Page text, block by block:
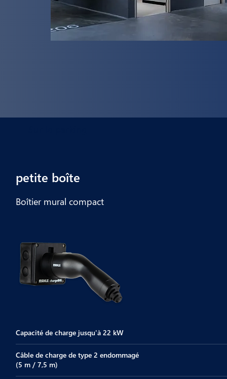
petite boîte
Boîtier mural compact
Capacité de charge jusqu'à 22 kW
Câble de charge de type 2 endommagé
(5 m / 7,5 m)